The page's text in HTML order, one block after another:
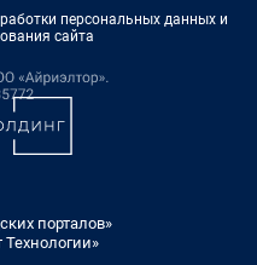
персональных данных и
сайта
порталов»